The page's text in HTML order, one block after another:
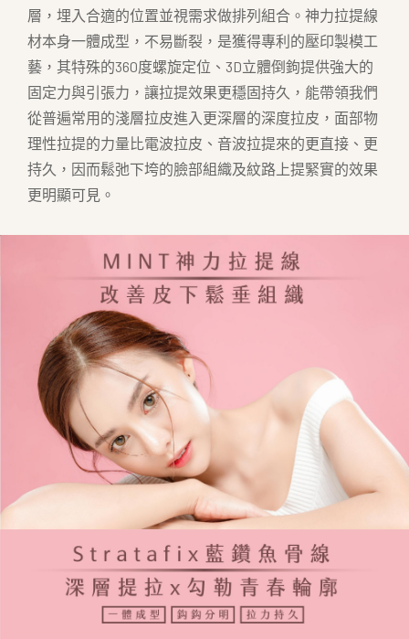
層，埋入合適的位置並視需求做排列組合。神力拉提線
材本身一體成型，不易斷裂，是獲得專利的壓印製模工
藝，其特殊的360度螺旋定位、3D立體倒鉤提供強大的
固定力與引張力，讓拉提效果更穩固持久，能帶領我們
從普遍常用的淺層拉皮進入更深層的深度拉皮，面部物
理性拉提的力量比電波拉皮、音波拉提來的更直接、更
持久，因而鬆弛下垮的臉部組織及紋路上提緊實的效果
更明顯可見。